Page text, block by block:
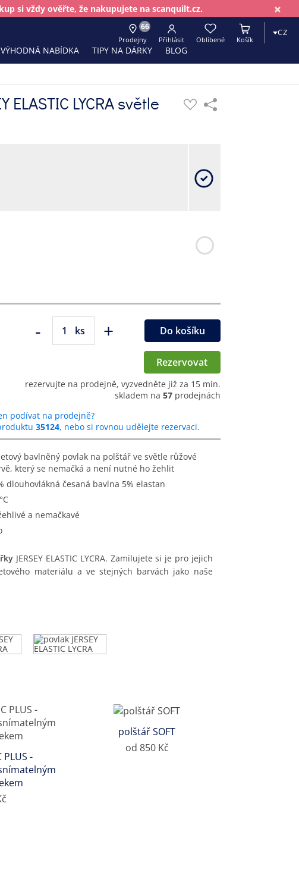
×
si vždy ověřte, že nakupujete na scanquilt.cz.
VÝHODNÁ NABÍDKA TIPY NA DÁRKY BLOG
66
Prodejny Přihlásit Oblíbené Košík
CZ
ELASTIC LYCRA světle
- ks + Do košíku
Rezervovat
rezervujte na prodejně, vyzvedněte již za 15 min.
skladem na 57 prodejnách
podívat na prodejně?
35124, nebo si rovnou udělejte rezervaci.
který se nemačká a není nutné ho žehlit
dlouhovlákná česaná bavlna 5% elastan
a nemačkavé
JERSEY ELASTIC LYCRA. Zamilujete si je pro jejich
materiálu a ve stejných barvách jako naše
PLUS -
polštář SOFT
od 850 Kč